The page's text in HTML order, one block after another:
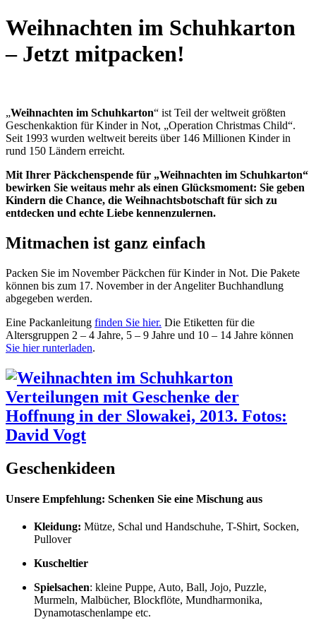
Weihnachten im Schuhkarton
– Jetzt mitpacken!
„Weihnachten im Schuhkarton“ ist Teil der weltweit größten
Geschenkaktion für Kinder in Not, „Operation Christmas Child“.
Seit 1993 wurden weltweit bereits über 146 Millionen Kinder in
rund 150 Ländern erreicht.
Mit Ihrer Päckchenspende für „Weihnachten im Schuhkarton“
bewirken Sie weitaus mehr als einen Glücksmoment: Sie geben
Kindern die Chance, die Weihnachtsbotschaft für sich zu
entdecken und echte Liebe kennenzulernen.
Mitmachen ist ganz einfach
Packen Sie im November Päckchen für Kinder in Not. Die Pakete
können bis zum 17. November in der Angeliter Buchhandlung
abgegeben werden.
Eine Packanleitung finden Sie hier. Die Etiketten für die
Altersgruppen 2 – 4 Jahre, 5 – 9 Jahre und 10 – 14 Jahre können
Sie hier runterladen.
Geschenkideen
Unsere Empfehlung: Schenken Sie eine Mischung aus
Kleidung: Mütze, Schal und Handschuhe, T-Shirt, Socken,
Pullover
Kuscheltier
Spielsachen: kleine Puppe, Auto, Ball, Jojo, Puzzle,
Murmeln, Malbücher, Blockflöte, Mundharmonika,
Dynamotaschenlampe etc.